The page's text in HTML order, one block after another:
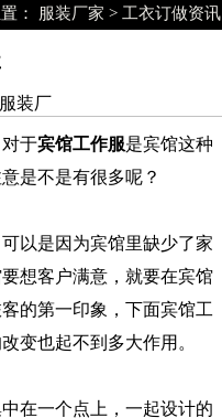
： 服装厂家 > 工衣订做资讯
装厂
于宾馆工作服是宾馆这种
是不是有很多呢？
以是因为宾馆里缺少了家
想客户满意，就要在宾馆
的第一印象，下面宾馆工
变也起不到多大作用。
在一个点上，一起设计的